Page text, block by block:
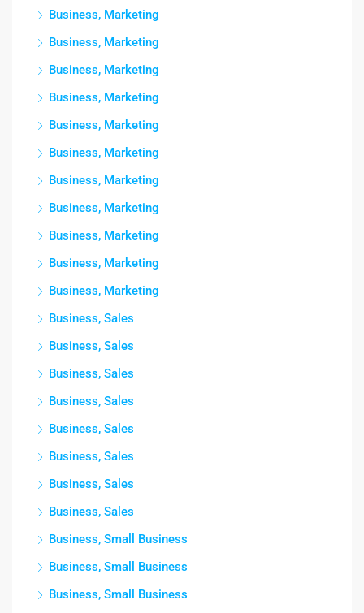
Business, Marketing
Business, Marketing
Business, Marketing
Business, Marketing
Business, Marketing
Business, Marketing
Business, Marketing
Business, Marketing
Business, Marketing
Business, Marketing
Business, Marketing
Business, Sales
Business, Sales
Business, Sales
Business, Sales
Business, Sales
Business, Sales
Business, Sales
Business, Sales
Business, Small Business
Business, Small Business
Business, Small Business